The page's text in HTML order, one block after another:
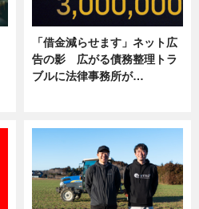
「借金減らせます」ネット広
告の影 広がる債務整理トラ
ブルに法律事務所が…